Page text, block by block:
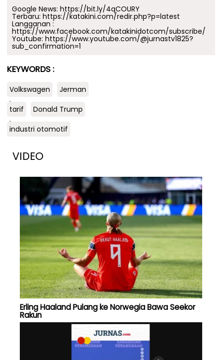
Google News: https://bit.ly/4qCOURY
Terbaru: https://katakini.com/redir.php?p=latest
Langganan :
https://www.facebook.com/katakinidotcom/subscribe/
Youtube: https://www.youtube.com/@jurnastv1825?
sub_confirmation=1
KEYWORDS :
Volkswagen
Jerman
.
tarif
Donald Trump
.
industri otomotif
VIDEO
Erling Haaland Pulang ke Norwegia Bawa Seekor
Rakun